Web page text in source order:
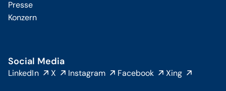
Presse
Konzern
Social Media
LinkedIn X Instagram Facebook Xing